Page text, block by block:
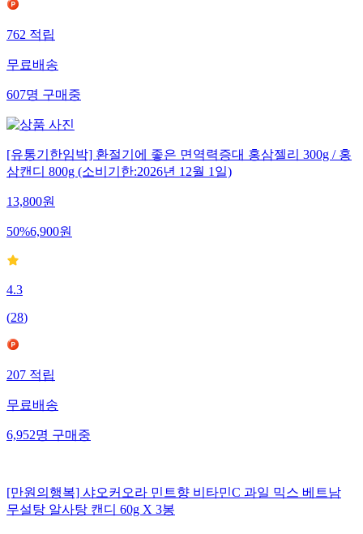
762 적립
무료배송
607명 구매중
[유통기한임박] 환절기에 좋은 면역력증대 홍삼젤리 300g / 홍
삼캔디 800g (소비기한:2026년 12월 1일)
13,800원
50%6,900원
4.3
(28)
207 적립
무료배송
6,952명 구매중
[만원의행복] 샤오커오라 민트향 비타민C 과일 믹스 베트남
무설탕 알사탕 캔디 60g X 3봉